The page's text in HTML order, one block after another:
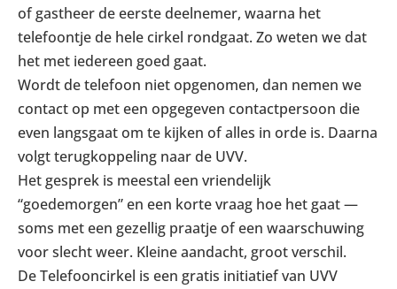
of gastheer de eerste deelnemer, waarna het
telefoontje de hele cirkel rondgaat. Zo weten we dat
het met iedereen goed gaat.
Wordt de telefoon niet opgenomen, dan nemen we
contact op met een opgegeven contactpersoon die
even langsgaat om te kijken of alles in orde is. Daarna
volgt terugkoppeling naar de UVV.
Het gesprek is meestal een vriendelijk
“goedemorgen” en een korte vraag hoe het gaat —
soms met een gezellig praatje of een waarschuwing
voor slecht weer. Kleine aandacht, groot verschil.
De Telefooncirkel is een gratis initiatief van UVV